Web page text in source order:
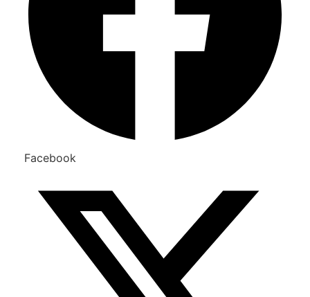
Facebook